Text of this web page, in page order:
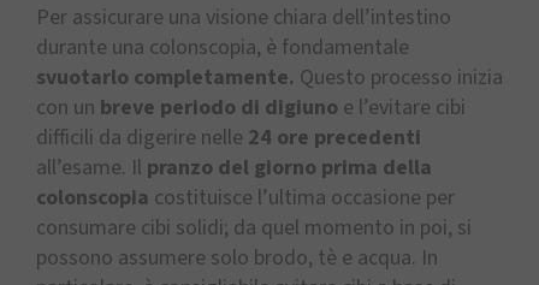
Per assicurare una visione chiara dell’intestino
durante una colonscopia, è fondamentale
svuotarlo completamente. Questo processo inizia
con un breve periodo di digiuno e l’evitare cibi
difficili da digerire nelle 24 ore precedenti
all’esame. Il pranzo del giorno prima della
colonscopia costituisce l’ultima occasione per
consumare cibi solidi; da quel momento in poi, si
possono assumere solo brodo, tè e acqua. In